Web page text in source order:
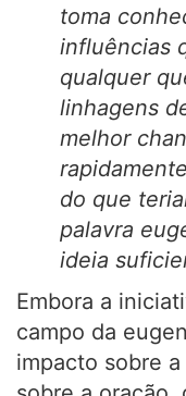
toma
influências
qualquer
linhagens
melhor
do que
palavra
ideia
Embora a
campo da
impacto sobre